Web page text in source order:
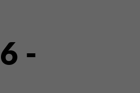
-